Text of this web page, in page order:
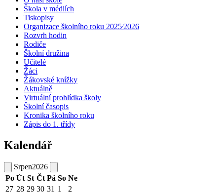
Škola v médiích
Tiskopisy
Organizace školního roku 2025⁄2026
Rozvrh hodin
Rodiče
Školní družina
Učitelé
Žáci
Žákovské knížky
Aktuálně
Virtuální prohlídka školy
Školní časopis
Kronika školního roku
Zápis do 1. třídy
Kalendář
Srpen2026
Po Út St Čt Pá So Ne
27 28 29 30 31 1
2